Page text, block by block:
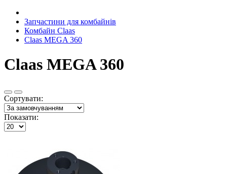
Запчастини для комбайнів
Комбайн Claas
Claas MEGA 360
Claas MEGA 360
Сортувати:
Показати: